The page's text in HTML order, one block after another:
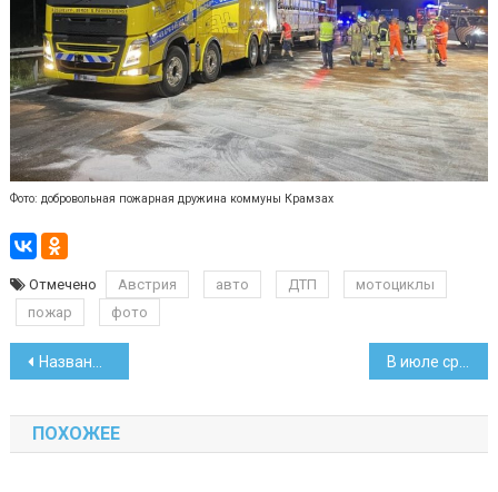
Фото: добровольная пожарная дружина коммуны Крамзах
Отмечено Австрия авто ДТП
мотоциклы
пожар
фото
Навигация
по
записям
Названы итоги визита в Беларусь главы правительства Китая В июле средняя зарплата выросла на 85,1 рубля и стала рекордной
ПОХОЖЕЕ